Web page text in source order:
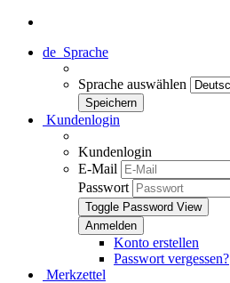
de Sprache
Sprache auswählen
Kundenlogin
Kundenlogin
E-Mail
Passwort
Toggle Password View
Konto erstellen
Passwort vergessen?
Merkzettel